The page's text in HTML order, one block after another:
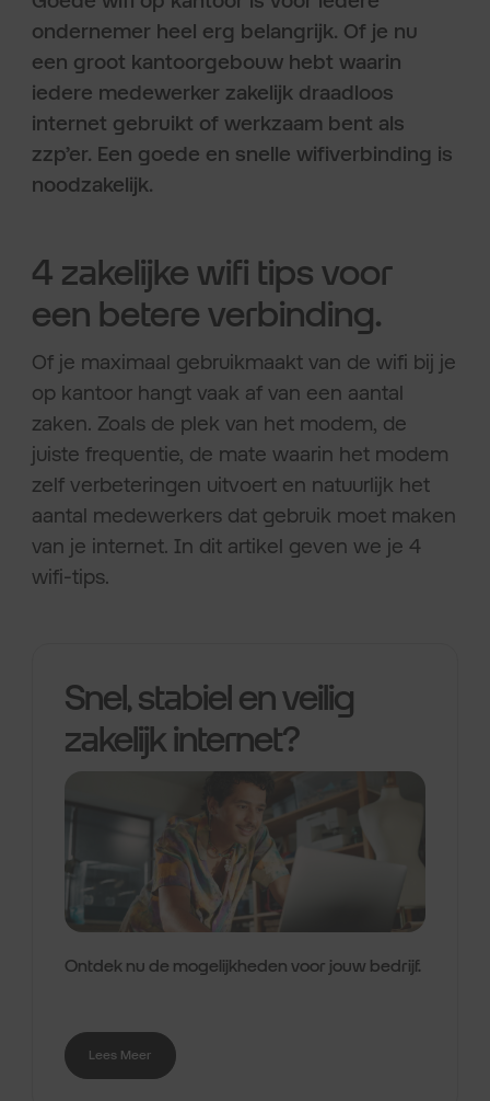
ondernemer heel erg belangrijk. Of je nu
een groot kantoorgebouw hebt waarin
iedere medewerker zakelijk draadloos
internet gebruikt of werkzaam bent als
zzp’er. Een goede en snelle wifiverbinding is
noodzakelijk.
4 zakelijke wifi tips voor
een betere verbinding.
Of je maximaal gebruikmaakt van de wifi bij je
op kantoor hangt vaak af van een aantal
zaken. Zoals de plek van het modem, de
juiste frequentie, de mate waarin het modem
zelf verbeteringen uitvoert en natuurlijk het
aantal medewerkers dat gebruik moet maken
van je internet. In dit artikel geven we je 4
wifi-tips.
Snel, stabiel en veilig
zakelijk internet?
Ontdek nu de mogelijkheden voor jouw bedrijf.
Lees Meer